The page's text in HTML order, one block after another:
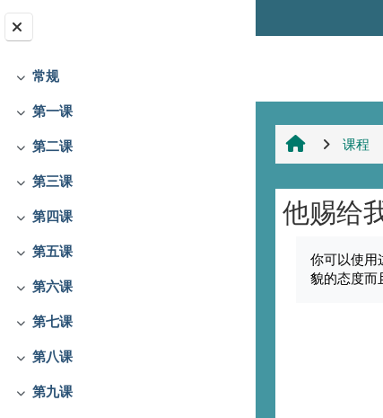
折叠
常规
折叠
第一课
折叠
第二课
折叠
第三课
折叠
第四课
折叠
第五课
折叠
第六课
折叠
第七课
折叠
第八课
折叠
第九课
课程
他赐给
你可以使用
貌的态度而